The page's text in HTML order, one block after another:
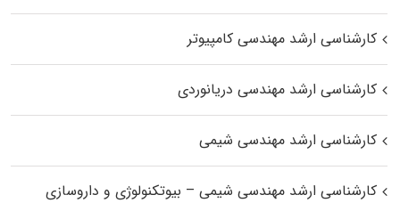
کارشناسی ارشد مهندسی کامپیوتر
کارشناسی ارشد مهندسی دریانوردی
کارشناسی ارشد مهندسی شیمی
کارشناسی ارشد مهندسی شیمی – بیوتکنولوژی و داروسازی